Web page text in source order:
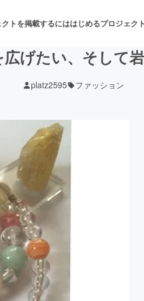
トを掲載するにははじめるプロジェク
舞台・
ス開発
版
ビュー
げたい、そして
platz2595 ファッション